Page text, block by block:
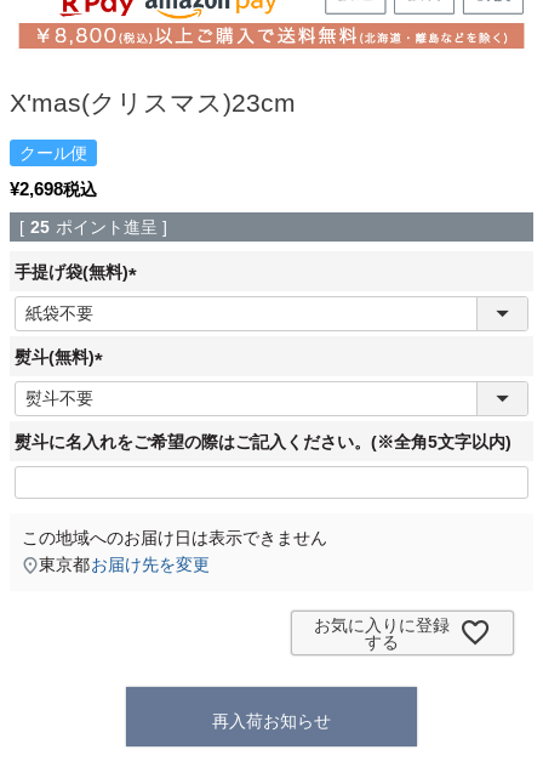
X'mas(クリスマス)23cm
クール便
¥2,698税込
[ 25 ポイント進呈 ]
手提げ袋(無料)
(
必
)
熨斗(無料)
(
必
須
)
熨斗に名入れをご希望の際はご記入ください。(※全角5文字以内)
この地域へのお届け日は表示できません
東京都お届け先を変更
お気に入りに登録
する
再入荷お知らせ